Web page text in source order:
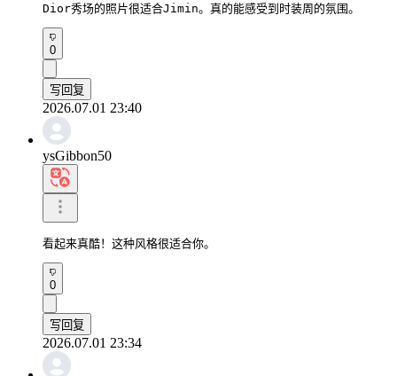
Dior秀场的照片很适合Jimin。真的能感受到时装周的氛围。
0
写回复
2026.07.01 23:40
ysGibbon50
看起来真酷！这种风格很适合你。
0
写回复
2026.07.01 23:34